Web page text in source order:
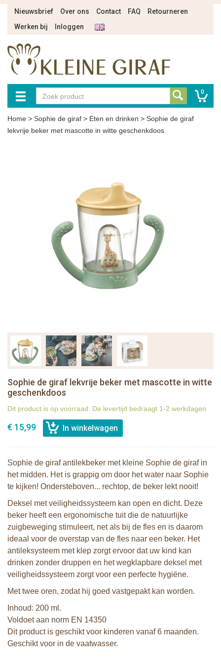
Nieuwsbrief Over ons Contact FAQ
Retourneren
Werken bij
Inloggen
0
Home > Sophie de giraf > Eten en drinken > Sophie de giraf
lekvrije beker met mascotte in witte geschenkdoos
Sophie de giraf lekvrije beker met mascotte in witte
geschenkdoos
Dit product is op voorraad. De levertijd bedraagt 1-2 werkdagen
€ 15,99
Sophie de giraf antilekbeker met kleine Sophie de giraf in
het midden. Het is grappig om door het water naar Sophie
te kijken! Ondersteboven... rechtop, de beker lekt nooit!
Deksel met veiligheidssysteem kan open en dicht. Deze
beker heeft een ergonomische tuit die de natuurlijke
zuigbeweging stimuleert, net als bij de fles en is daarom
ideaal voor de overstap van de fles naar een beker. Het
antileksysteem met klep zorgt ervoor dat uw kind kan
drinken zonder druppen en het wegklapbare deksel met
veiligheidssysteem zorgt voor een perfecte hygiëne.
Met twee oren, zodat hij goed vastgepakt kan worden.
Inhoud: 200 ml.
Voldoet aan norm EN 14350
Dit product is geschikt voor kinderen vanaf 6 maanden.
Geschikt voor in de vaatwasser.